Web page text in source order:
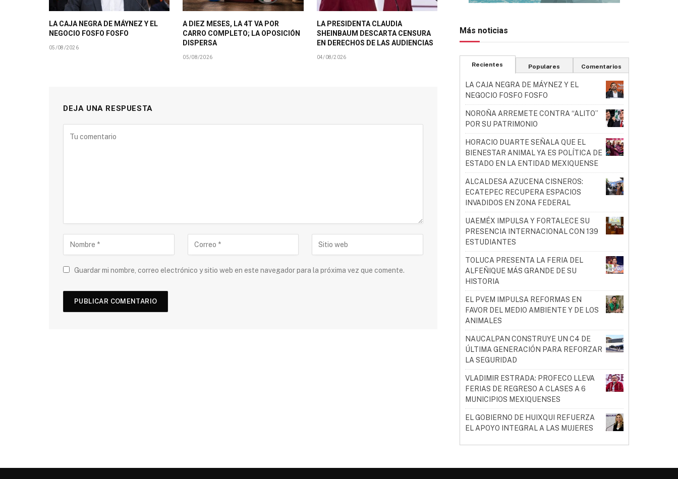
LA CAJA NEGRA DE MÁYNEZ Y EL
NEGOCIO FOSFO FOSFO
05/08/2026
A DIEZ MESES, LA 4T VA POR
CARRO COMPLETO; LA OPOSICIÓN
DISPERSA
05/08/2026
LA PRESIDENTA CLAUDIA
SHEINBAUM DESCARTA CENSURA
EN DERECHOS DE LAS AUDIENCIAS
04/08/2026
DEJA UNA RESPUESTA
Guardar mi nombre, correo electrónico y sitio web en este navegador para la próxima vez que comente.
Más noticias
Recientes Populares Comentarios
LA CAJA NEGRA DE MÁYNEZ Y EL
NEGOCIO FOSFO FOSFO
NOROÑA ARREMETE CONTRA “ALITO”
POR SU PATRIMONIO
HORACIO DUARTE SEÑALA QUE EL
BIENESTAR ANIMAL YA ES POLÍTICA DE
ESTADO EN LA ENTIDAD MEXIQUENSE
ALCALDESA AZUCENA CISNEROS:
ECATEPEC RECUPERA ESPACIOS
INVADIDOS EN ZONA FEDERAL
UAEMÉX IMPULSA Y FORTALECE SU
PRESENCIA INTERNACIONAL CON 139
ESTUDIANTES
TOLUCA PRESENTA LA FERIA DEL
ALFEÑIQUE MÁS GRANDE DE SU
HISTORIA
EL PVEM IMPULSA REFORMAS EN
FAVOR DEL MEDIO AMBIENTE Y DE LOS
ANIMALES
NAUCALPAN CONSTRUYE UN C4 DE
ÚLTIMA GENERACIÓN PARA REFORZAR
LA SEGURIDAD
VLADIMIR ESTRADA: PROFECO LLEVA
FERIAS DE REGRESO A CLASES A 6
MUNICIPIOS MEXIQUENSES
EL GOBIERNO DE HUIXQUI REFUERZA
EL APOYO INTEGRAL A LAS MUJERES